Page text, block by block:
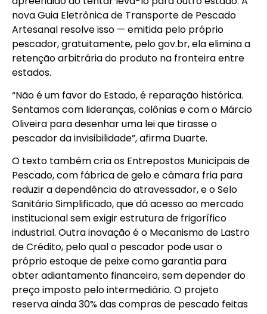
nova Guia Eletrônica de Transporte de Pescado
Artesanal resolve isso — emitida pelo próprio
pescador, gratuitamente, pelo gov.br, ela elimina a
retenção arbitrária do produto na fronteira entre
estados.
“Não é um favor do Estado, é reparação histórica.
Sentamos com lideranças, colônias e com o Márcio
Oliveira para desenhar uma lei que tirasse o
pescador da invisibilidade”, afirma Duarte.
O texto também cria os Entrepostos Municipais de
Pescado, com fábrica de gelo e câmara fria para
reduzir a dependência do atravessador, e o Selo
Sanitário Simplificado, que dá acesso ao mercado
institucional sem exigir estrutura de frigorífico
industrial. Outra inovação é o Mecanismo de Lastro
de Crédito, pelo qual o pescador pode usar o
próprio estoque de peixe como garantia para
obter adiantamento financeiro, sem depender do
preço imposto pelo intermediário. O projeto
reserva ainda 30% das compras de pescado feitas